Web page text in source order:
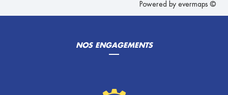
Powered by evermaps ©
NOS ENGAGEMENTS